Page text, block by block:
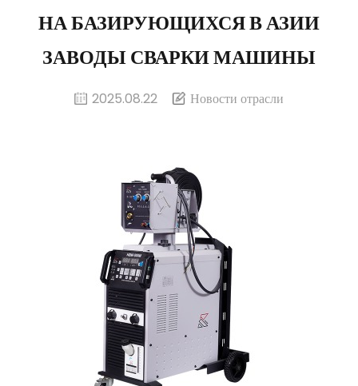
НА БАЗИРУЮЩИХСЯ В АЗИИ
ЗАВОДЫ СВАРКИ МАШИНЫ
2025.08.22 Новости отрасли